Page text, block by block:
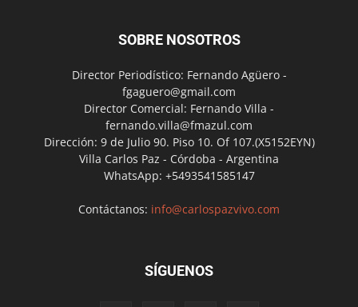
SOBRE NOSOTROS
Director Periodístico: Fernando Agüero -
fgaguero@gmail.com
Director Comercial: Fernando Villa -
fernando.villa@fmazul.com
Dirección: 9 de Julio 90. Piso 10. Of 107.(X5152EYN)
Villa Carlos Paz - Córdoba - Argentina
WhatsApp: +5493541585147
Contáctanos: info@carlospazvivo.com
SÍGUENOS